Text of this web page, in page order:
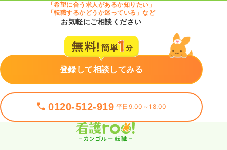
「希望に合う求人があるか知りたい」
「転職するかどうか迷っている」など
お気軽にご相談ください
登録して相談してみる
0120-512-919 平日9:00～18:00